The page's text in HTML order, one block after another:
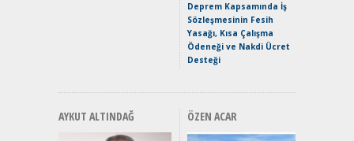
Deprem Kapsamında İş
Sözleşmesinin Fesih
Yasağı, Kısa Çalışma
Ödeneği ve Nakdi Ücret
Desteği
AYKUT ALTINDAĞ ÖZEN ACAR